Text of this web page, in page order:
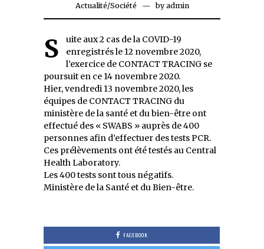
14,
Actualité/Société byadmin
Suite aux 2 cas de la COVID-19
enregistrés le 12 novembre 2020,
l’exercice de CONTACT TRACING se
poursuit en ce 14 novembre 2020.
Hier, vendredi 13 novembre 2020, les
équipes de CONTACT TRACING du
ministère de la santé et du bien-être ont
effectué des « SWABS » auprès de 400
personnes afin d’effectuer des tests PCR.
Ces prélèvements ont été testés au Central
Health Laboratory.
Les 400 tests sont tous négatifs.
Ministère de la Santé et du Bien-être.
FACEBOOK